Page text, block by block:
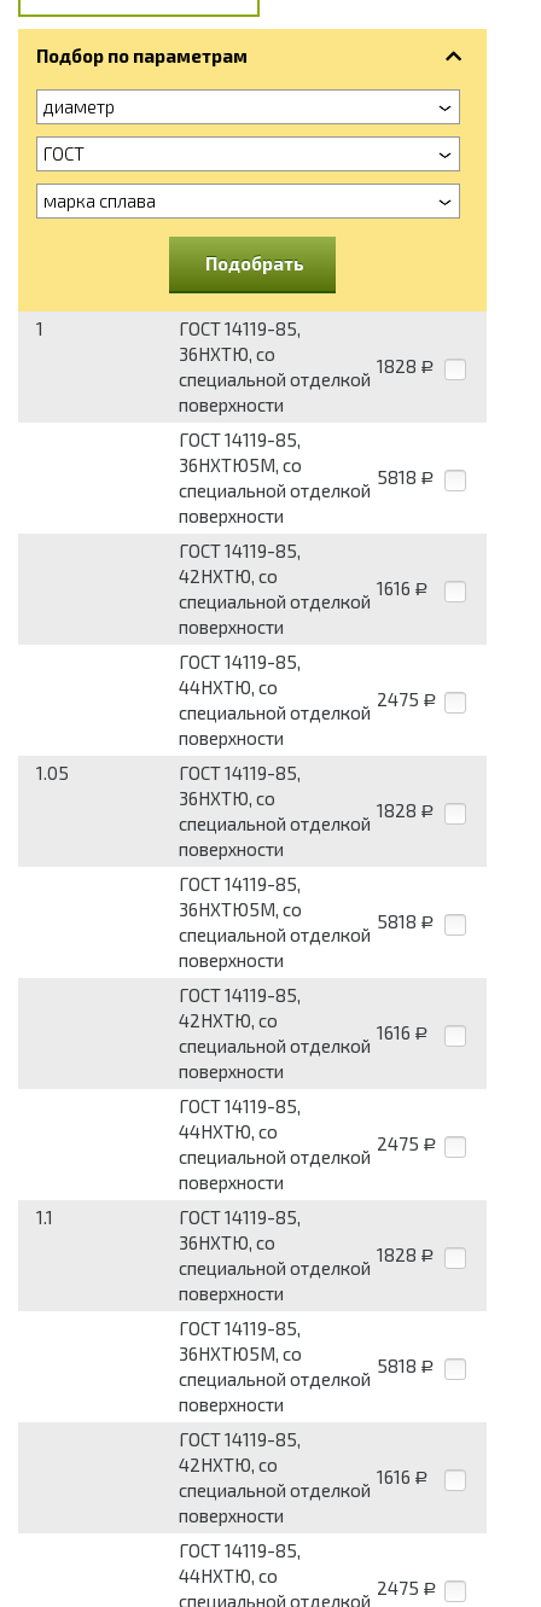
Подбор по параметрам
диаметр
ГОСТ
марка сплава
Подобрать
1
ГОСТ 14119-85,
36НХТЮ, со
специальной отделкой
поверхности
1828 Р
ГОСТ 14119-85,
36НХТЮ5М, со
специальной отделкой
поверхности
5818 Р
ГОСТ 14119-85,
42НХТЮ, со
специальной отделкой
поверхности
1616 Р
ГОСТ 14119-85,
44НХТЮ, со
специальной отделкой
поверхности
2475 Р
1.05
ГОСТ 14119-85,
36НХТЮ, со
специальной отделкой
поверхности
1828 Р
ГОСТ 14119-85,
36НХТЮ5М, со
специальной отделкой
поверхности
5818 Р
ГОСТ 14119-85,
42НХТЮ, со
специальной отделкой
поверхности
1616 Р
ГОСТ 14119-85,
44НХТЮ, со
специальной отделкой
поверхности
2475 Р
1.1
ГОСТ 14119-85,
36НХТЮ, со
специальной отделкой
поверхности
1828 Р
ГОСТ 14119-85,
36НХТЮ5М, со
специальной отделкой
поверхности
5818 Р
ГОСТ 14119-85,
42НХТЮ, со
специальной отделкой
поверхности
1616 Р
ГОСТ 14119-85,
44НХТЮ, со
специальной отделкой
2475 Р